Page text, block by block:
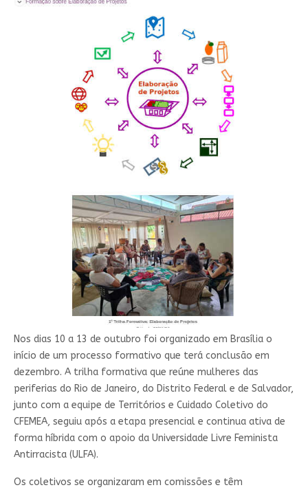
Nos dias 10 a 13 de outubro foi organizado em Brasília o
início de um processo formativo que terá conclusão em
dezembro. A trilha formativa que reúne mulheres das
periferias do Rio de Janeiro, do Distrito Federal e de Salvador,
junto com a equipe de Territórios e Cuidado Coletivo do
CFEMEA, seguiu após a etapa presencial e continua ativa de
forma híbrida com o apoio da Universidade Livre Feminista
Antirracista (ULFA).
Os coletivos se organizaram em comissões e têm